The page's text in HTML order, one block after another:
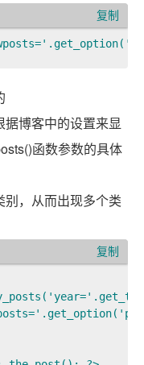
复制
据博客中的设置来显
函数参数的具体
，从而出现多个类
复制